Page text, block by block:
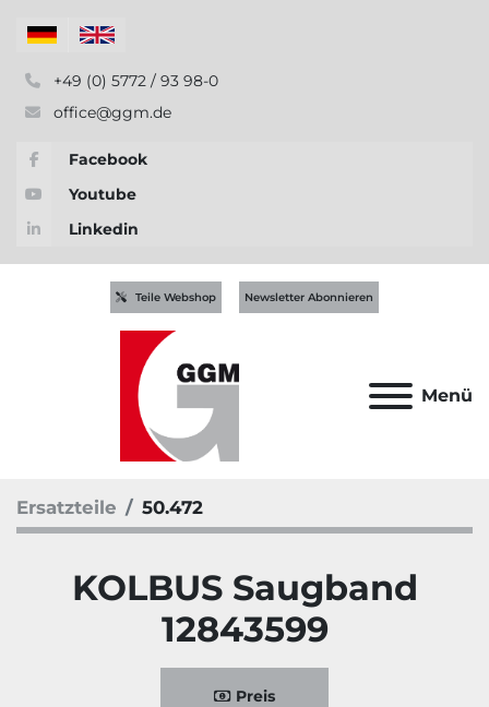
+49 (0) 5772 / 93 98-0
office@ggm.de
Facebook
Youtube
Linkedin
Menü
Teile Webshop Newsletter Abonnieren
Ersatzteile 50.472
KOLBUS Saugband
12843599
Preis